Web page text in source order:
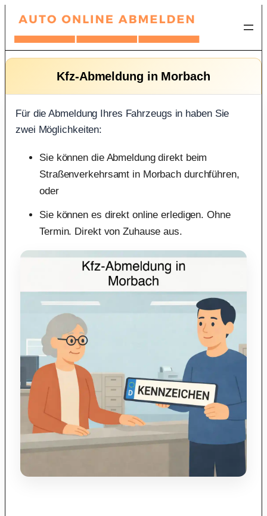
Zum
springen
Kfz-Abmeldung in Morbach
Für die Abmeldung Ihres Fahrzeugs in haben Sie
zwei Möglichkeiten:
Sie können die Abmeldung direkt beim
Straßenverkehrsamt in Morbach durchführen,
oder
Sie können es direkt online erledigen. Ohne
Termin. Direkt von Zuhause aus.